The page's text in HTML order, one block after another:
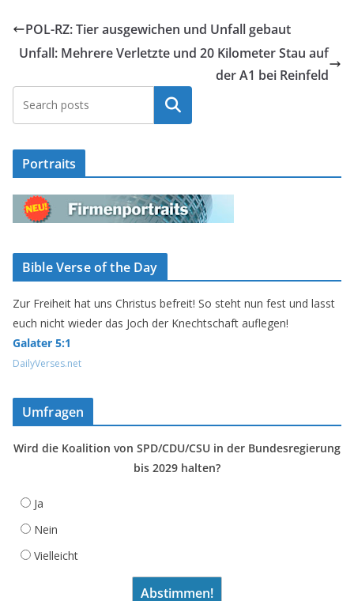
POL-RZ: Tier ausgewichen und Unfall gebaut
Unfall: Mehrere Verletzte und 20 Kilometer Stau auf
der A1 bei Reinfeld
Suchen
Portraits
Bible Verse of the Day
Zur Freiheit hat uns Christus befreit! So steht nun fest und lasst
euch nicht wieder das Joch der Knechtschaft auflegen!
Galater 5:1
DailyVerses.net
Umfragen
Wird die Koalition von SPD/CDU/CSU in der Bundesregierung
bis 2029 halten?
Ja
Nein
Vielleicht